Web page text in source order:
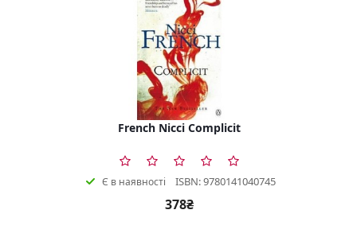
French Nicci Complicit
Є в наявності ISBN: 9780141040745
378₴